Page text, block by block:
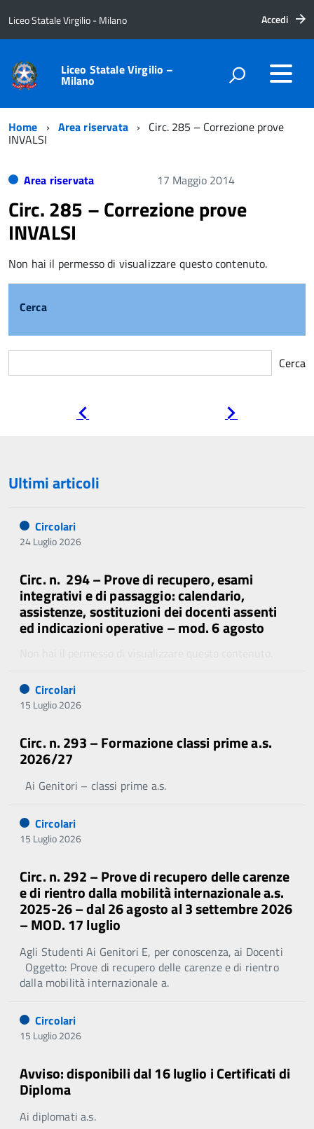
Liceo Statale Virgilio - Milano Accedi
Liceo Statale Virgilio –
Milano
Home Area riservata Circ. 285 – Correzione prove
INVALSI
Area riservata 17 Maggio 2014
Circ. 285 – Correzione prove
INVALSI
Non hai il permesso di visualizzare questo contenuto.
Cerca
Cerca
Ultimi articoli
Circolari
24 Luglio 2026
Circ. n. 294 – Prove di recupero, esami
integrativi e di passaggio: calendario,
assistenze, sostituzioni dei docenti assenti
ed indicazioni operative – mod. 6 agosto
Circolari
15 Luglio 2026
Circ. n. 293 – Formazione classi prime a.s.
2026/27
Ai Genitori – classi prime a.s.
Circolari
15 Luglio 2026
Circ. n. 292 – Prove di recupero delle carenze
e di rientro dalla mobilità internazionale a.s.
2025-26 – dal 26 agosto al 3 settembre 2026
– MOD. 17 luglio
Agli Studenti Ai Genitori E, per conoscenza, ai Docenti
Oggetto: Prove di recupero delle carenze e di rientro
dalla mobilità internazionale a.
Circolari
15 Luglio 2026
Avviso: disponibili dal 16 luglio i Certificati di
Diploma
Ai diplomati a.s.